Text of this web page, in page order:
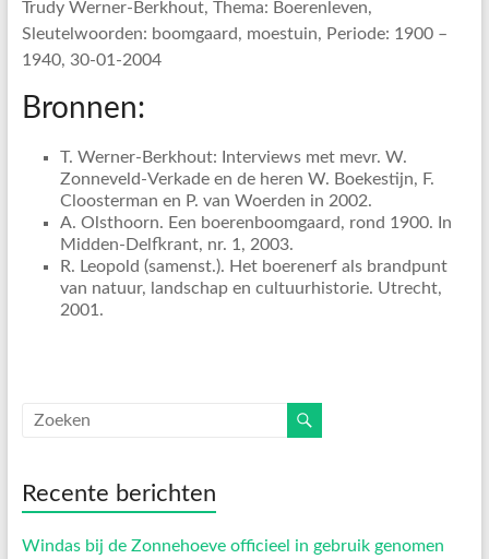
Trudy Werner-Berkhout, Thema: Boerenleven,
Sleutelwoorden: boomgaard, moestuin, Periode: 1900 –
1940, 30-01-2004
Bronnen:
T. Werner-Berkhout: Interviews met mevr. W.
Zonneveld-Verkade en de heren W. Boekestijn, F.
Cloosterman en P. van Woerden in 2002.
A. Olsthoorn. Een boerenboomgaard, rond 1900. In
Midden-Delfkrant, nr. 1, 2003.
R. Leopold (samenst.). Het boerenerf als brandpunt
van natuur, landschap en cultuurhistorie. Utrecht,
2001.
Recente berichten
Windas bij de Zonnehoeve officieel in gebruik genomen